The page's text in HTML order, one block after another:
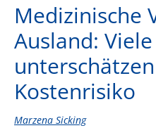
Medizinische
Ausland:
Kostenrisiko
Marzena Sicking